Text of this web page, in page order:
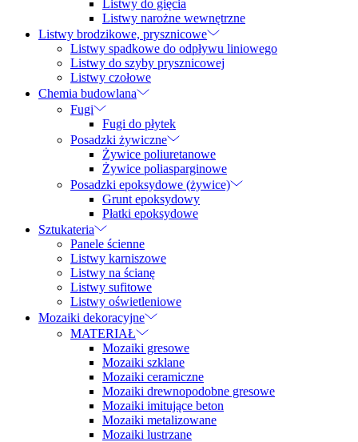
Listwy do gięcia
Listwy narożne wewnętrzne
Listwy brodzikowe, prysznicowe
Listwy spadkowe do odpływu liniowego
Listwy do szyby prysznicowej
Listwy czołowe
Chemia budowlana
Fugi
Fugi do płytek
Posadzki żywiczne
Żywice poliuretanowe
Żywice poliasparginowe
Posadzki epoksydowe (żywice)
Grunt epoksydowy
Płatki epoksydowe
Sztukateria
Panele ścienne
Listwy karniszowe
Listwy na ścianę
Listwy sufitowe
Listwy oświetleniowe
Mozaiki dekoracyjne
MATERIAŁ
Mozaiki gresowe
Mozaiki szklane
Mozaiki ceramiczne
Mozaiki drewnopodobne gresowe
Mozaiki imitujące beton
Mozaiki metalizowane
Mozaiki lustrzane